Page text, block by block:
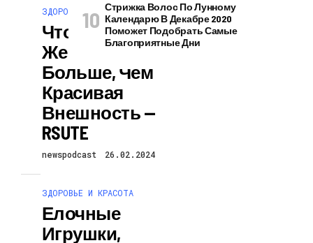
ЗДОРОВЬЕ И КРАСОТА
Что Цепляет В
Женщине Даже
Больше, Чем
Красивая
Внешность —
RSUTE
newspodcast 26.02.2024
ЗДОРОВЬЕ И КРАСОТА
Елочные
Игрушки,
Стрижка Волос По Лунному
Календарю В Декабре 2020
Поможет Подобрать Самые
Благоприятные Дни